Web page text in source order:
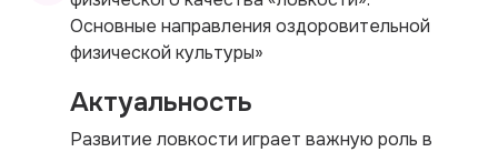
Основные направления оздоровительной
физической культуры»
Актуальность
Развитие ловкости играет важную роль в